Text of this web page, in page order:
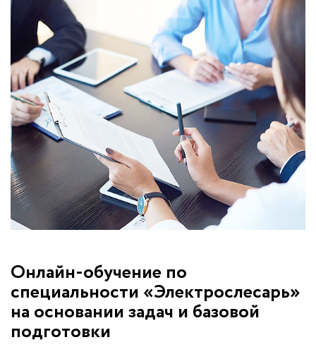
Онлайн-обучение по
специальности «Электрослесарь»
на основании задач и базовой
подготовки